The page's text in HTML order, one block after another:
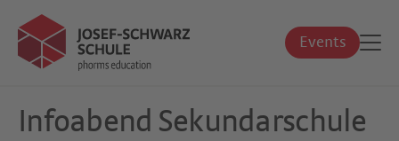
Events
Infoabend Sekundarschule